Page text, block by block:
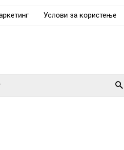
Услови за користење